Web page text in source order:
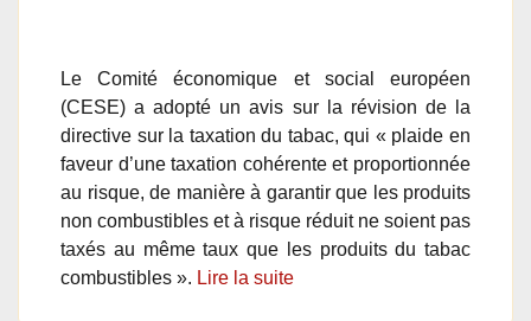
Le Comité économique et social européen
(CESE) a adopté un avis sur la révision de la
directive sur la taxation du tabac, qui « plaide en
faveur d’une taxation cohérente et proportionnée
au risque, de manière à garantir que les produits
non combustibles et à risque réduit ne soient pas
taxés au même taux que les produits du tabac
combustibles ». Lire la suite